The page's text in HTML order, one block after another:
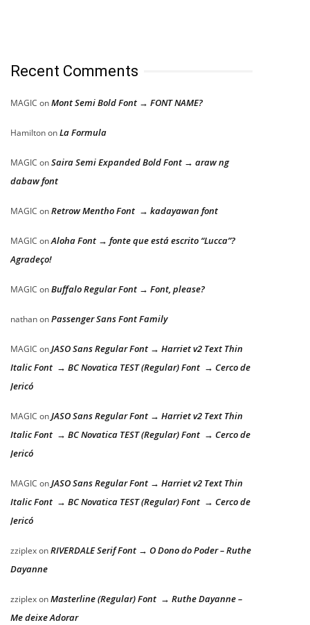
Recent Comments
MAGIC onMont Semi Bold Font → FONT NAME?
HamiltononLa Formula
MAGIC onSaira Semi Expanded Bold Font → araw ng
dabaw font
MAGIC onRetrow Mentho Font → kadayawan font
MAGIC onAloha Font → fonte que está escrito “Lucca”?
Agradeço!
MAGIC onBuffalo Regular Font → Font, please?
nathanonPassenger Sans Font Family
MAGIC onJASO Sans Regular Font → Harriet v2 Text Thin
Italic Font → BC Novatica TEST (Regular) Font → Cerco de
Jericó
MAGIC onJASO Sans Regular Font → Harriet v2 Text Thin
Italic Font → BC Novatica TEST (Regular) Font → Cerco de
Jericó
MAGIC onJASO Sans Regular Font → Harriet v2 Text Thin
Italic Font → BC Novatica TEST (Regular) Font → Cerco de
Jericó
zziplexonRIVERDALE Serif Font → O Dono do Poder – Ruthe
Dayanne
zziplexonMasterline (Regular) Font → Ruthe Dayanne –
Me deixe Adorar